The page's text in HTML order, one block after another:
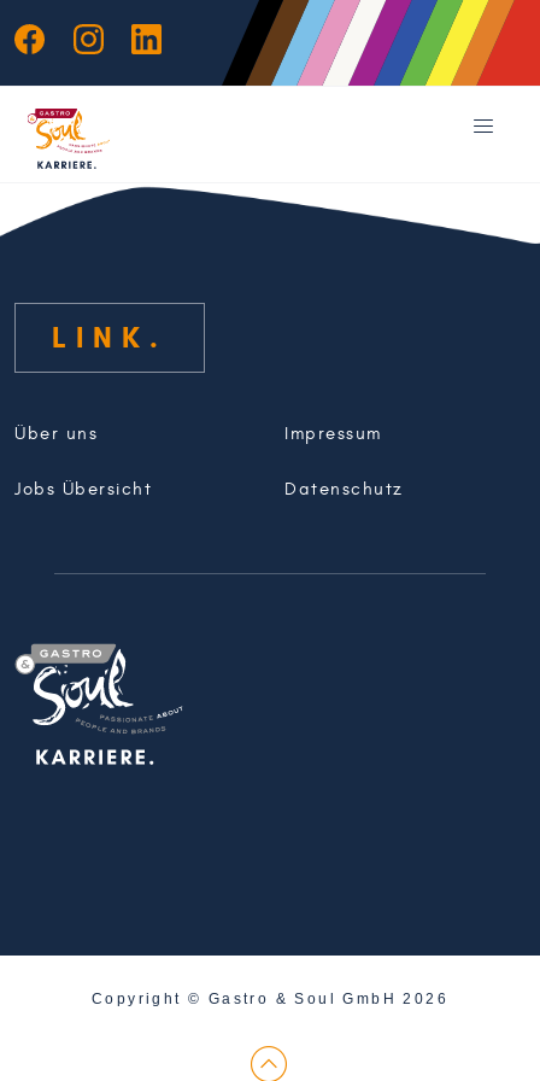
LINK
Über uns
Jobs Übersicht
Impressum
Datenschutz
Copyright © Gastro & Soul GmbH 2026